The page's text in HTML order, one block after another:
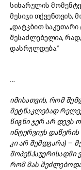
სიხარულის
მესიჯი თქვენთვის,
„დატკბით
შესაძლებელია,
დასრულდება.”
...
იმისათვის, რომ
მეტნაკლებად
წიგნი ჯერ არ დევს
ინტერვიუს
კი არ შემდგარა) –
შოპენჰაუერისადმი
რომ მას